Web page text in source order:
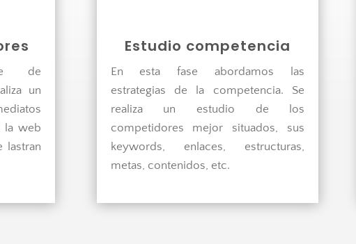
de
un
la web
lastran
Estudio competencia
En esta fase abordamos las
estrategias de la competencia. Se
realiza un estudio de los
competidores mejor situados, sus
keywords, enlaces, estructuras,
metas, contenidos, etc.